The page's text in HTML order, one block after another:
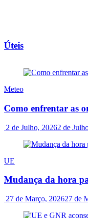
Úteis
Meteo
Como enfrentar as
2 de Julho, 20262 de
UE
Mudança da hora
27 de Março, 202627 de